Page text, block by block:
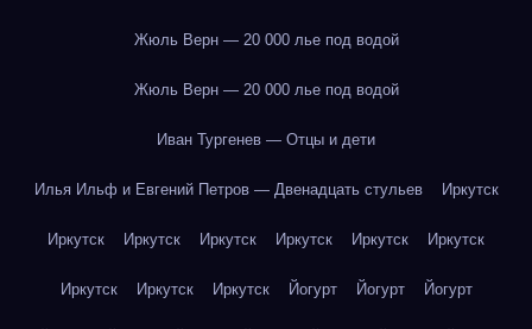
Жюль Верн — 20 000 лье под водой
Жюль Верн — 20 000 лье под водой
Иван Тургенев — Отцы и дети
Илья Ильф и Евгений Петров — Двенадцать стульев Иркутск
Иркутск Иркутск Иркутск Иркутск Иркутск Иркутск
Иркутск Иркутск Иркутск Йогурт Йогурт Йогурт